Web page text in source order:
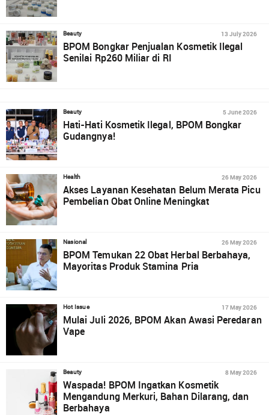
Beauty 13 July 2026
BPOM Bongkar Penjualan Kosmetik Ilegal
Senilai Rp260 Miliar di RI
Beauty 5 June 2026
Hati-Hati Kosmetik Ilegal, BPOM Bongkar
Gudangnya!
Health 26 May 2026
Akses Layanan Kesehatan Belum Merata Picu
Pembelian Obat Online Meningkat
Nasional 26 May 2026
BPOM Temukan 22 Obat Herbal Berbahaya,
Mayoritas Produk Stamina Pria
Hot Issue 17 May 2026
Mulai Juli 2026, BPOM Akan Awasi Peredaran
Vape
Beauty 8 May 2026
Waspada! BPOM Ingatkan Kosmetik
Mengandung Merkuri, Bahan Dilarang, dan
Berbahaya